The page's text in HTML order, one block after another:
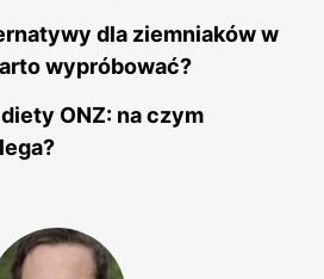
dla ziemniaków w
wypróbować?
ONZ: na czym